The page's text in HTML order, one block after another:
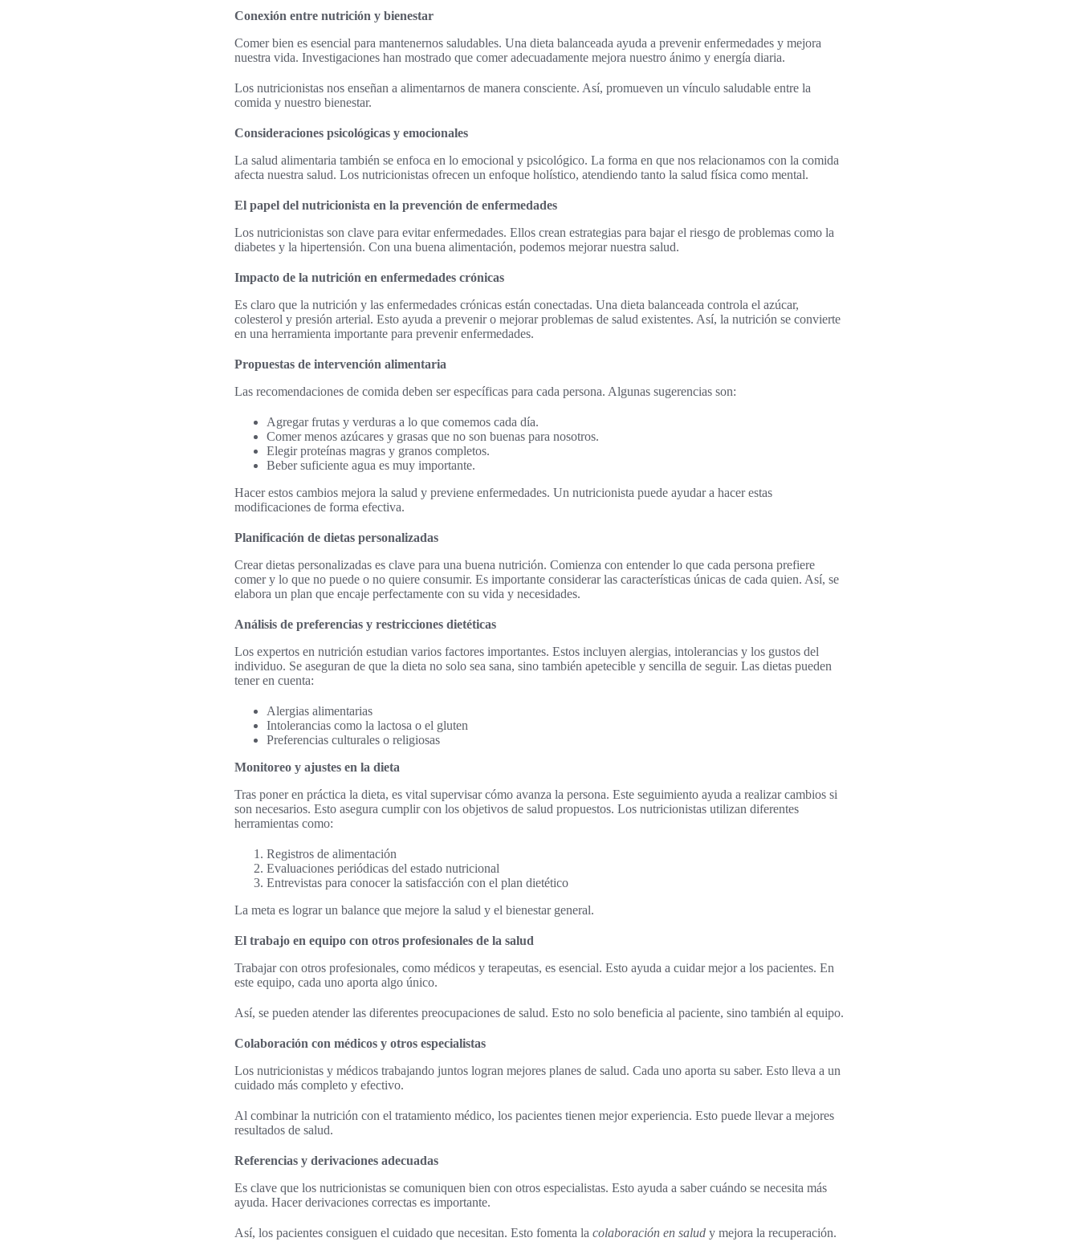
Conexión entre nutrición y bienestar
Comer bien es esencial para mantenernos saludables. Una dieta balanceada ayuda a prevenir enfermedades y mejora
nuestra vida. Investigaciones han mostrado que comer adecuadamente mejora nuestro ánimo y energía diaria.
Los nutricionistas nos enseñan a alimentarnos de manera consciente. Así, promueven un vínculo saludable entre la
comida y nuestro bienestar.
Consideraciones psicológicas y emocionales
La salud alimentaria también se enfoca en lo emocional y psicológico. La forma en que nos relacionamos con la comida
afecta nuestra salud. Los nutricionistas ofrecen un enfoque holístico, atendiendo tanto la salud física como mental.
El papel del nutricionista en la prevención de enfermedades
Los nutricionistas son clave para evitar enfermedades. Ellos crean estrategias para bajar el riesgo de problemas como la
diabetes y la hipertensión. Con una buena alimentación, podemos mejorar nuestra salud.
Impacto de la nutrición en enfermedades crónicas
Es claro que la nutrición y las enfermedades crónicas están conectadas. Una dieta balanceada controla el azúcar,
colesterol y presión arterial. Esto ayuda a prevenir o mejorar problemas de salud existentes. Así, la nutrición se convierte
en una herramienta importante para prevenir enfermedades.
Propuestas de intervención alimentaria
Las recomendaciones de comida deben ser específicas para cada persona. Algunas sugerencias son:
Agregar frutas y verduras a lo que comemos cada día.
Comer menos azúcares y grasas que no son buenas para nosotros.
Elegir proteínas magras y granos completos.
Beber suficiente agua es muy importante.
Hacer estos cambios mejora la salud y previene enfermedades. Un nutricionista puede ayudar a hacer estas
modificaciones de forma efectiva.
Planificación de dietas personalizadas
Crear dietas personalizadas es clave para una buena nutrición. Comienza con entender lo que cada persona prefiere
comer y lo que no puede o no quiere consumir. Es importante considerar las características únicas de cada quien. Así, se
elabora un plan que encaje perfectamente con su vida y necesidades.
Análisis de preferencias y restricciones dietéticas
Los expertos en nutrición estudian varios factores importantes. Estos incluyen alergias, intolerancias y los gustos del
individuo. Se aseguran de que la dieta no solo sea sana, sino también apetecible y sencilla de seguir. Las dietas pueden
tener en cuenta:
Alergias alimentarias
Intolerancias como la lactosa o el gluten
Preferencias culturales o religiosas
Monitoreo y ajustes en la dieta
Tras poner en práctica la dieta, es vital supervisar cómo avanza la persona. Este seguimiento ayuda a realizar cambios si
son necesarios. Esto asegura cumplir con los objetivos de salud propuestos. Los nutricionistas utilizan diferentes
herramientas como:
Registros de alimentación
Evaluaciones periódicas del estado nutricional
Entrevistas para conocer la satisfacción con el plan dietético
La meta es lograr un balance que mejore la salud y el bienestar general.
El trabajo en equipo con otros profesionales de la salud
Trabajar con otros profesionales, como médicos y terapeutas, es esencial. Esto ayuda a cuidar mejor a los pacientes. En
este equipo, cada uno aporta algo único.
Así, se pueden atender las diferentes preocupaciones de salud. Esto no solo beneficia al paciente, sino también al equipo.
Colaboración con médicos y otros especialistas
Los nutricionistas y médicos trabajando juntos logran mejores planes de salud. Cada uno aporta su saber. Esto lleva a un
cuidado más completo y efectivo.
Al combinar la nutrición con el tratamiento médico, los pacientes tienen mejor experiencia. Esto puede llevar a mejores
resultados de salud.
Referencias y derivaciones adecuadas
Es clave que los nutricionistas se comuniquen bien con otros especialistas. Esto ayuda a saber cuándo se necesita más
ayuda. Hacer derivaciones correctas es importante.
Así, los pacientes consiguen el cuidado que necesitan. Esto fomenta la colaboración en salud y mejora la recuperación.